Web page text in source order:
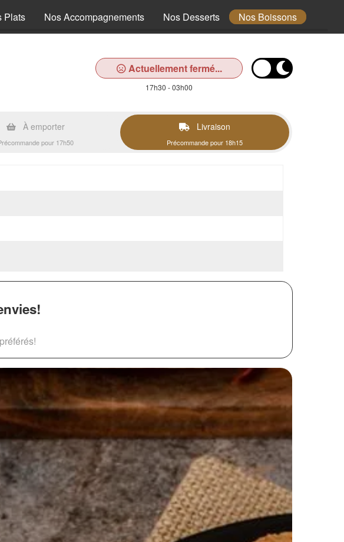
Plats Nos Accompagnements Nos Desserts Nos Boissons
Actuellement fermé...
17h30 - 03h00
À emporter
pour 17h50
Livraison
Précommande pour 18h15